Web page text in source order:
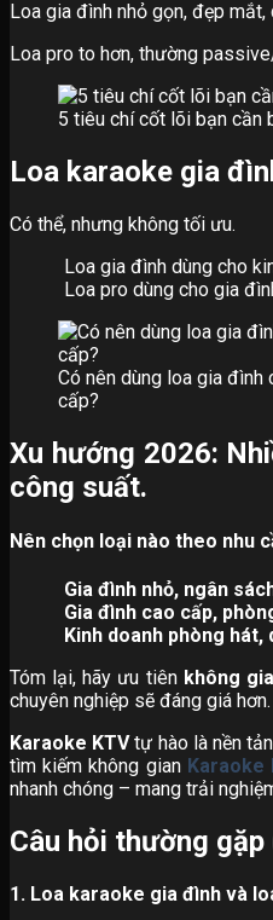
Loa gia đình nhỏ gọn, đẹp
Loa pro to hơn, thường
5 tiêu chí cốt lõi bạn cần
Loa karaoke gia
Có thể, nhưng không tối ưu.
Loa gia đình dùng cho
Loa pro dùng cho gia
Có nên dùng loa gia đình
cấp?
Xu hướng 2026:
công suất.
Nên chọn loại nào theo nhu
Gia đình nhỏ, ngân
Gia đình cao cấp,
Kinh doanh phòng hát,
Tóm lại, hãy ưu tiên không
chuyên nghiệp sẽ đáng giá hơn.
Karaoke KTVtự hào là nền
tìm kiếm không gian Karaoke
nhanh chóng – mang trải
Câu hỏi thường gặp
1. Loa karaoke gia đình và